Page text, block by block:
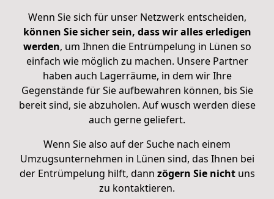
Wenn Sie sich für unser Netzwerk entscheiden,
können Sie sicher sein, dass wir alles erledigen
werden, um Ihnen die Entrümpelung in Lünen so
einfach wie möglich zu machen. Unsere Partner
haben auch Lagerräume, in dem wir Ihre
Gegenstände für Sie aufbewahren können, bis Sie
bereit sind, sie abzuholen. Auf wusch werden diese
auch gerne geliefert.
Wenn Sie also auf der Suche nach einem
Umzugsunternehmen in Lünen sind, das Ihnen bei
der Entrümpelung hilft, dann zögern Sie nichtuns
zu kontaktieren.